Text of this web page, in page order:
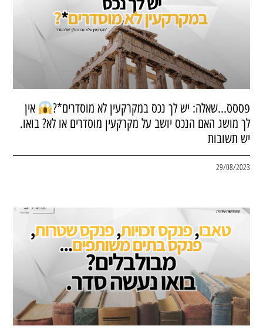
פססס…שאלה: יש לך נכס במקרקעין לא מוסדרים*?
אין
לך מושג האם הנכס יושב על מקרקעין מוסדרים או לא? בואו.
יש תשובות
29/08/2023